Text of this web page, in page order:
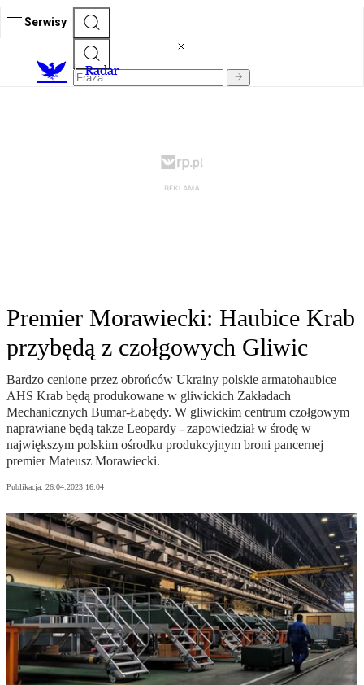
Serwisy
Radar
Premier Morawiecki: Haubice Krab
przybędą z czołgowych Gliwic
Bardzo cenione przez obrońców Ukrainy polskie armatohaubice
AHS Krab będą produkowane w gliwickich Zakładach
Mechanicznych Bumar-Łabędy. W gliwickim centrum czołgowym
naprawiane będą także Leopardy - zapowiedział w środę w
największym polskim ośrodku produkcyjnym broni pancernej
premier Mateusz Morawiecki.
Publikacja: 26.04.2023 16:04